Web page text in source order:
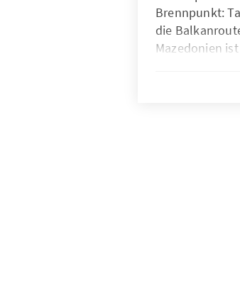
Brennpunkt:
die
Mazedonien
Griechenland